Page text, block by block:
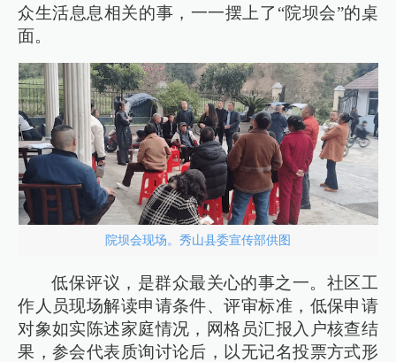
众生活息息相关的事，一一摆上了“院坝会”的桌
面。
院坝会现场。秀山县委宣传部供图
低保评议，是群众最关心的事之一。社区工
作人员现场解读申请条件、评审标准，低保申请
对象如实陈述家庭情况，网格员汇报入户核查结
果，参会代表质询讨论后，以无记名投票方式形